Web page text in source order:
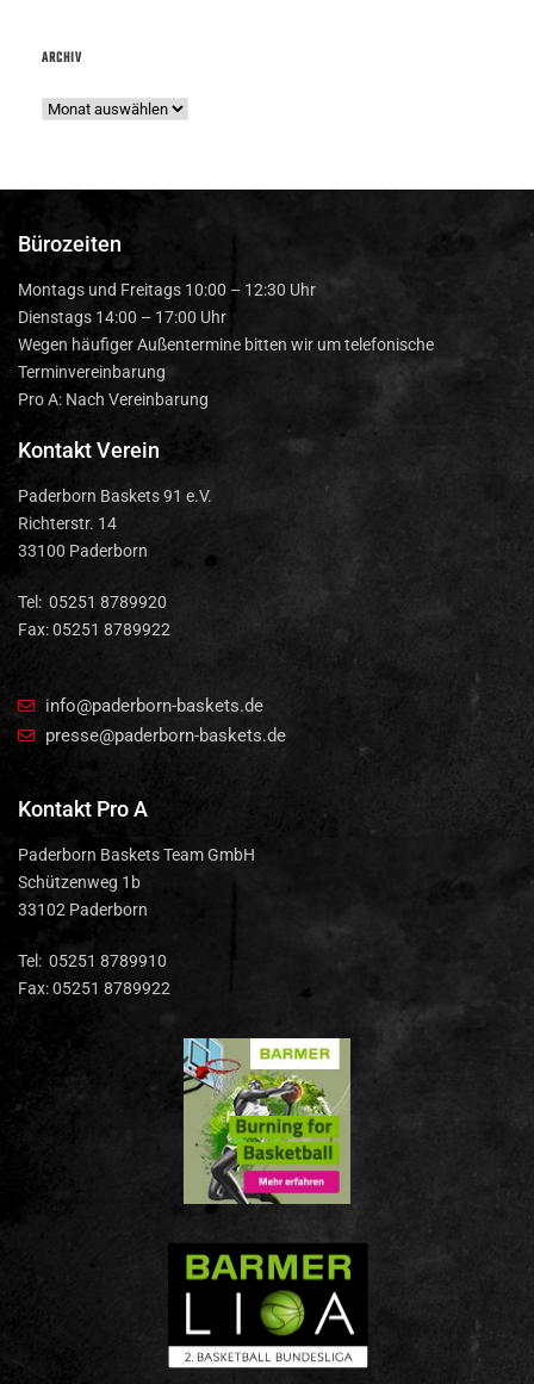
ARCHIV
Bürozeiten
Montags und Freitags 10:00 – 12:30 Uhr
Dienstags 14:00 – 17:00 Uhr
Wegen häufiger Außentermine bitten wir um telefonische
Terminvereinbarung
Pro A: Nach Vereinbarung
Kontakt Verein
Paderborn Baskets 91 e.V.
Richterstr. 14
33100 Paderborn
Tel: 05251 8789920
Fax: 05251 8789922
info@paderborn-baskets.de
presse@paderborn-baskets.de
Kontakt Pro A
Paderborn Baskets Team GmbH
Schützenweg 1b
33102 Paderborn
Tel: 05251 8789910
Fax: 05251 8789922